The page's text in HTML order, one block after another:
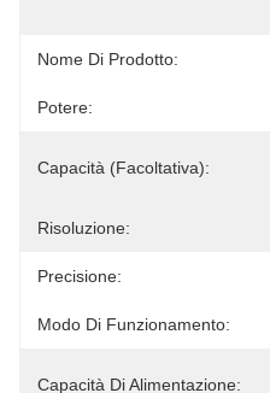
Nome Di Prodotto:
Potere:
Capacità (facoltativa):
Risoluzione:
Precisione:
Modo Di Funzionamento:
Capacità Di Alimentazione: